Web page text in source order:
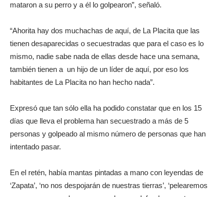
mataron a su perro y a él lo golpearon”, señaló.
“Ahorita hay dos muchachas de aquí, de La Placita que las
tienen desaparecidas o secuestradas que para el caso es lo
mismo, nadie sabe nada de ellas desde hace una semana,
también tienen a un hijo de un líder de aquí, por eso los
habitantes de La Placita no han hecho nada”.
Expresó que tan sólo ella ha podido constatar que en los 15
días que lleva el problema han secuestrado a más de 5
personas y golpeado al mismo número de personas que han
intentado pasar.
En el retén, había mantas pintadas a mano con leyendas de
‘Zapata’, ‘no nos despojarán de nuestras tierras’, ‘pelearemos